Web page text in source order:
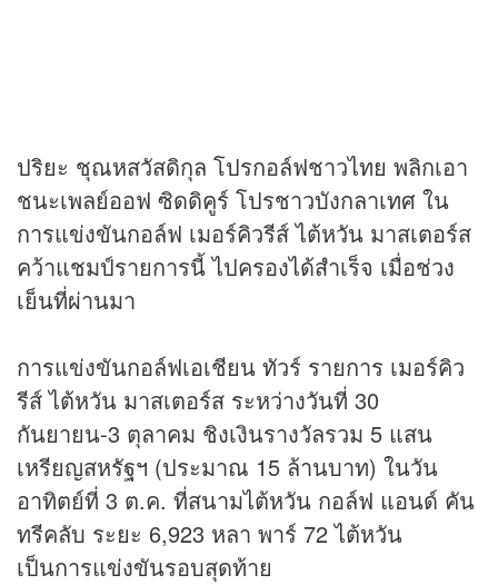
ปริยะ ชุณหสวัสดิกุล โปรกอล์ฟชาวไทย พลิกเอา
ชนะเพลย์ออฟ ซิดดิคูร์ โปรชาวบังกลาเทศ ใน
การแข่งขันกอล์ฟ เมอร์คิวรีส์ ไต้หวัน มาสเตอร์ส
คว้าแชมป์รายการนี้ ไปครองได้สำเร็จ เมื่อช่วง
เย็นที่ผ่านมา
การแข่งขันกอล์ฟเอเชียน ทัวร์ รายการ เมอร์คิว
รีส์ ไต้หวัน มาสเตอร์ส ระหว่างวันที่ 30
กันยายน-3 ตุลาคม ชิงเงินรางวัลรวม 5 แสน
เหรียญสหรัฐฯ (ประมาณ 15 ล้านบาท) ในวัน
อาทิตย์ที่ 3 ต.ค. ที่สนามไต้หวัน กอล์ฟ แอนด์ คัน
ทรีคลับ ระยะ 6,923 หลา พาร์ 72 ไต้หวัน
เป็นการแข่งขันรอบสุดท้าย